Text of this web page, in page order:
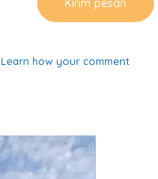
Learn how your comment